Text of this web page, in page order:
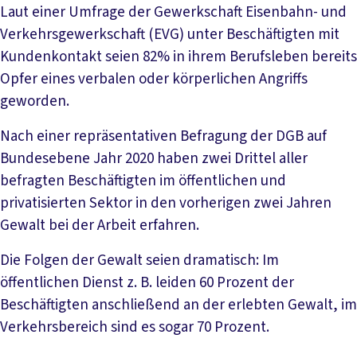
Laut einer Umfrage der Gewerkschaft Eisenbahn- und
Verkehrsgewerkschaft (EVG) unter Beschäftigten mit
Kundenkontakt seien 82% in ihrem Berufsleben bereits
Opfer eines verbalen oder körperlichen Angriffs
geworden.
Nach einer repräsentativen Befragung der DGB auf
Bundesebene Jahr 2020 haben zwei Drittel aller
befragten Beschäftigten im öffentlichen und
privatisierten Sektor in den vorherigen zwei Jahren
Gewalt bei der Arbeit erfahren.
Die Folgen der Gewalt seien dramatisch: Im
öffentlichen Dienst z. B. leiden 60 Prozent der
Beschäftigten anschließend an der erlebten Gewalt, im
Verkehrsbereich sind es sogar 70 Prozent.